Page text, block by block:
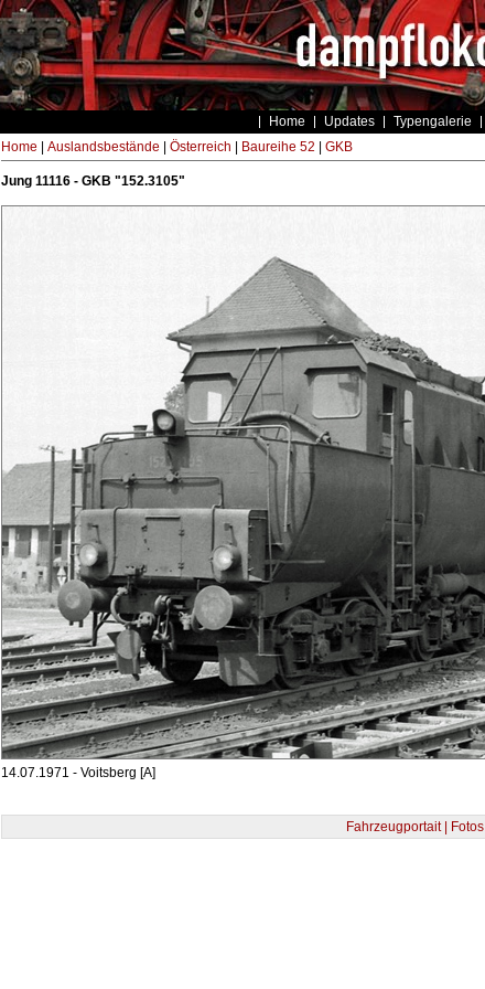
Home Updates Typengalerie
Home Auslandsbestände Österreich Baureihe 52 GKB
Jung 11116 - GKB "152.3105"
14.07.1971 - Voitsberg [A]
Fahrzeugportait | Fotos